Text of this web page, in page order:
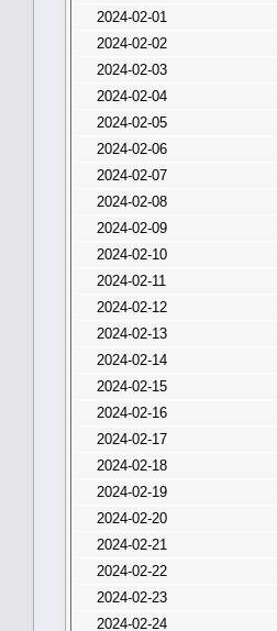
2024-02-01
2024-02-02
2024-02-03
2024-02-04
2024-02-05
2024-02-06
2024-02-07
2024-02-08
2024-02-09
2024-02-10
2024-02-11
2024-02-12
2024-02-13
2024-02-14
2024-02-15
2024-02-16
2024-02-17
2024-02-18
2024-02-19
2024-02-20
2024-02-21
2024-02-22
2024-02-23
2024-02-24